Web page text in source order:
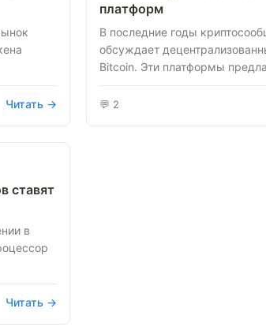
Читать →
платформ
В последние годы
обсуждает
Bitcoin. Эти платформы
💬 2
ставят
в
Читать →